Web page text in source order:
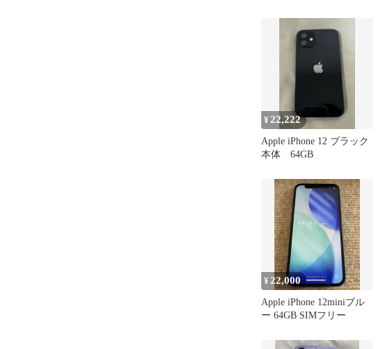
¥22,222
Apple iPhone 12 ブラック
本体 64GB
¥22,000
Apple iPhone 12miniブル
ー 64GB SIMフリー